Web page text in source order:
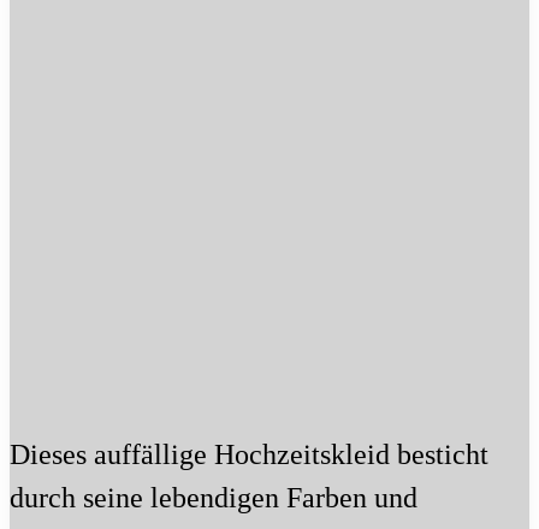
Dieses auffällige Hochzeitskleid besticht
durch seine lebendigen Farben und